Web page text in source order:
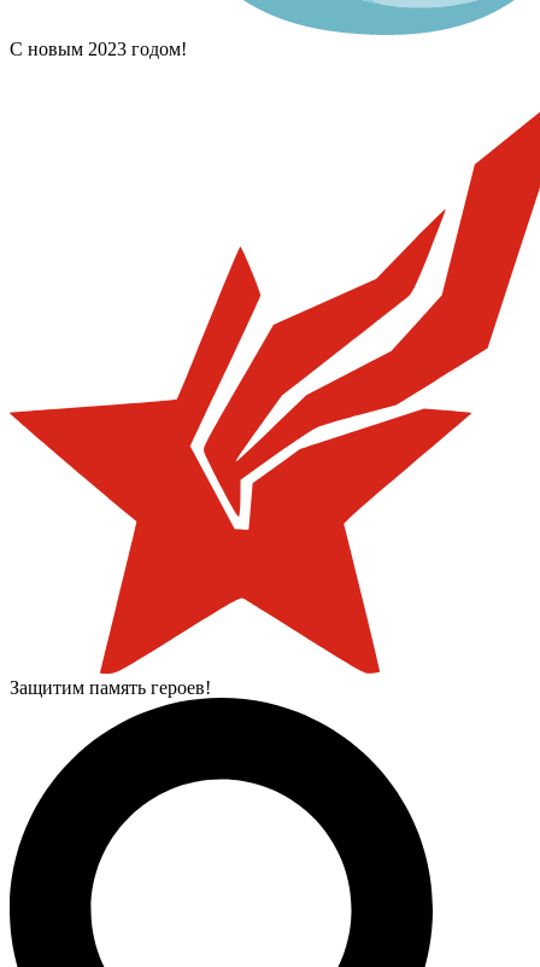
С новым 2023 годом!
Защитим память героев!